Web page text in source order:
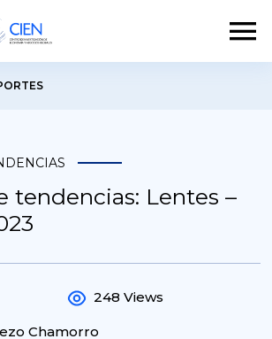
tendencias: Lentes –
Chamorro
248 Views